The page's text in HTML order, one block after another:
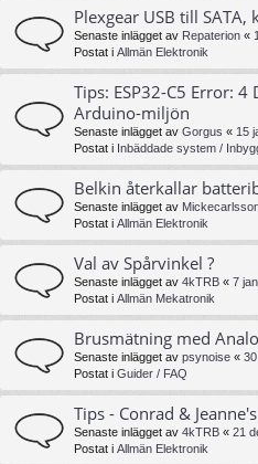
Plexgear USB till
Senaste inlägget av Repaterion «
Postat i Allmän Elektronik
Tips: ESP32-C5 Error: 4
Arduino-miljön
Senaste inlägget av Gorgus « 15
Postat i Inbäddade system /
Belkin återkallar
Senaste inlägget av
Postat i Allmän Elektronik
Val av Spårvinkel ?
Senaste inlägget av 4kTRB « 7
Postat i Allmän Mekatronik
Brusmätning med
Senaste inlägget av psynoise «
Postat i Guider / FAQ
Tips - Conrad &
Senaste inlägget av 4kTRB « 21
Postat i Allmän Elektronik